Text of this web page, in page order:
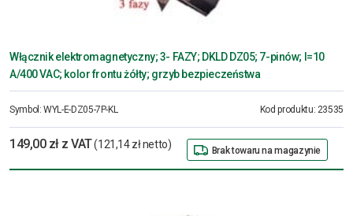
Włącznik elektromagnetyczny; 3- FAZY; DKLD DZ05; 7-pinów; I=10
A/400 VAC; kolor frontu żółty; grzyb bezpieczeństwa
Symbol:WYL-E-DZ05-7P-KL Kod produktu: 23535
149,00 zł z VAT(121,14 zł netto) Brak towaru na magazynie